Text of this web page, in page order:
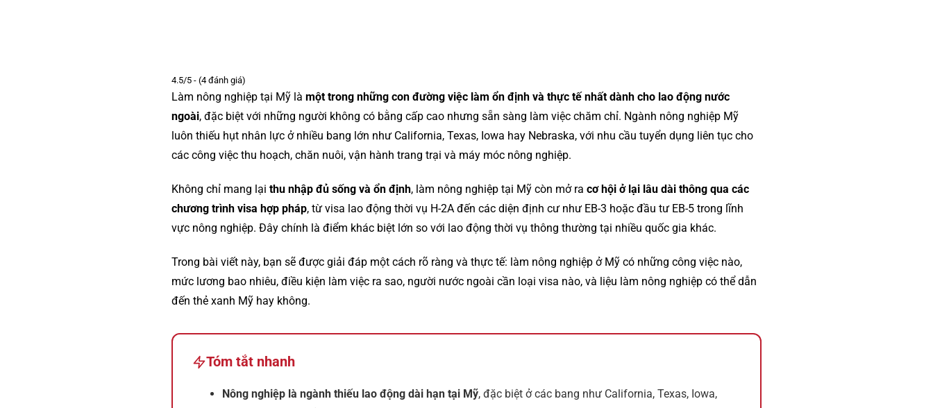
4.5/5 - (4 đánh giá)
Làm nông nghiệp tại Mỹ là một trong những con đường việc làm ổn định và thực tế nhất dành cho lao động nước
ngoài, đặc biệt với những người không có bằng cấp cao nhưng sẵn sàng làm việc chăm chỉ. Ngành nông nghiệp Mỹ
luôn thiếu hụt nhân lực ở nhiều bang lớn như California, Texas, Iowa hay Nebraska, với nhu cầu tuyển dụng liên tục cho
các công việc thu hoạch, chăn nuôi, vận hành trang trại và máy móc nông nghiệp.
Không chỉ mang lại thu nhập đủ sống và ổn định, làm nông nghiệp tại Mỹ còn mở ra cơ hội ở lại lâu dài thông qua các
chương trình visa hợp pháp, từ visa lao động thời vụ H-2A đến các diện định cư như EB-3 hoặc đầu tư EB-5 trong lĩnh
vực nông nghiệp. Đây chính là điểm khác biệt lớn so với lao động thời vụ thông thường tại nhiều quốc gia khác.
Trong bài viết này, bạn sẽ được giải đáp một cách rõ ràng và thực tế: làm nông nghiệp ở Mỹ có những công việc nào,
mức lương bao nhiêu, điều kiện làm việc ra sao, người nước ngoài cần loại visa nào, và liệu làm nông nghiệp có thể dẫn
đến thẻ xanh Mỹ hay không.
Tóm tắt nhanh
Nông nghiệp là ngành thiếu lao động dài hạn tại Mỹ, đặc biệt ở các bang như California, Texas, Iowa,